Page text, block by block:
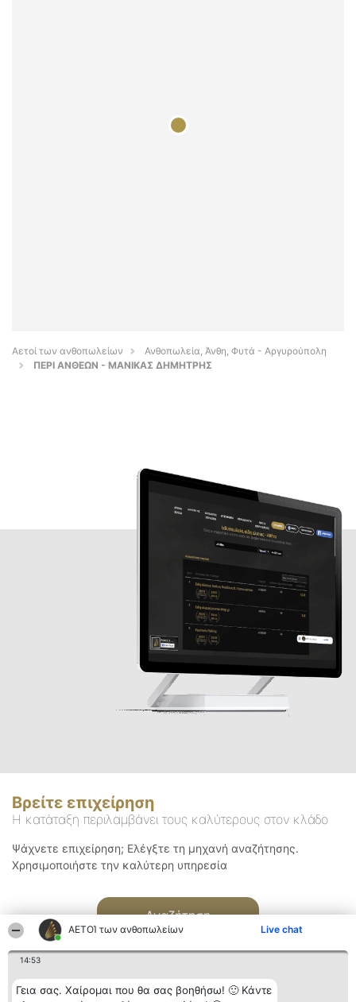
ΑΕΤΟΊ των ανθοπωλείων Live chat
14:53
Γεια σας. Χαίρομαι που θα σας βοηθήσω! 🙂 Κάντε
Αετοί των ανθοπωλείων
Ανθοπωλεία, Άνθη, Φυτά - Αργυρούπολη
ΠΕΡΙ ΑΝΘΕΩΝ - ΜΑΝΙΚΑΣ ΔΗΜΗΤΡΗΣ
Βρείτε επιχείρηση
Η κατάταξη περιλαμβάνει τους καλύτερους στον κλάδο
Ψάχνετε επιχείρηση; Ελέγξτε τη μηχανή αναζήτησης.
Χρησιμοποιήστε την καλύτερη υπηρεσία
Αναζήτηση